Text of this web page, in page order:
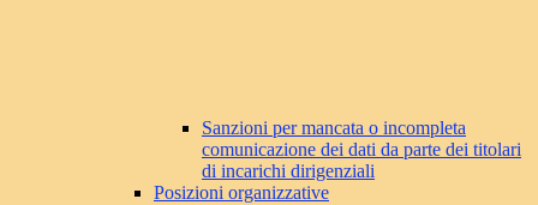
Sanzioni per mancata o incompleta
comunicazione dei dati da parte dei titolari
di incarichi dirigenziali
Posizioni organizzative